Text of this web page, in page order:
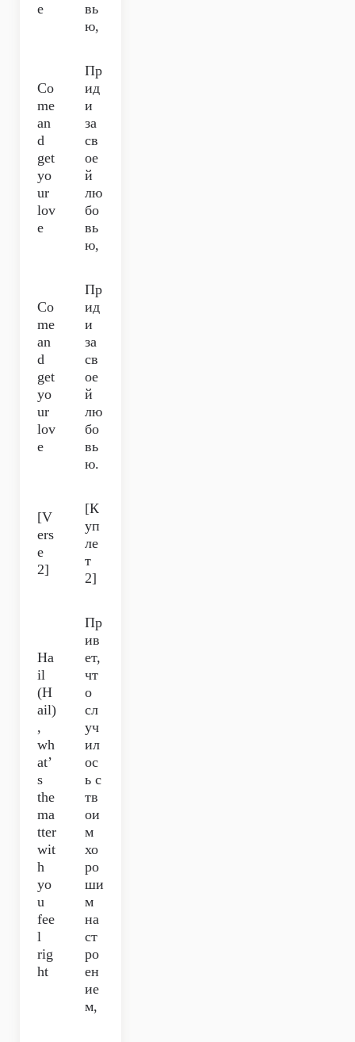
e
вь
ю,
Co
me
an
d
get
yo
ur
lov
e
Пр
ид
и
за
св
ое
й
лю
бо
вь
ю,
Co
me
an
d
get
yo
ur
lov
e
Пр
ид
и
за
св
ое
й
лю
бо
вь
ю.
[V
ers
e
2]
[К
уп
ле
т
2]
Ha
il
(H
ail)
,
wh
at’
s
the
ma
tter
wit
h
yo
u
fee
l
rig
ht
Пр
ив
ет,
чт
о
сл
уч
ил
ос
ь с
тв
ои
м
хо
ро
ши
м
на
ст
ро
ен
ие
м,